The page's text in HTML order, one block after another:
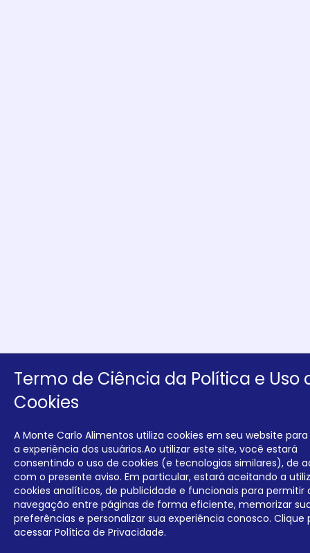
Termo de Ciência da Política e Uso
Cookies
A Monte Carlo Alimentos utiliza cookies em seu website
a experiência dos usuários.Ao utilizar este site, você estará
consentindo o uso de cookies (e tecnologias similares), de
com o presente aviso. Em particular, estará aceitando a
cookies analíticos, de publicidade e funcionais para permitir
navegação entre páginas de forma eficiente, memorizar
preferências e personalizar sua experiência conosco. Clique
acessar Política de Privacidade.